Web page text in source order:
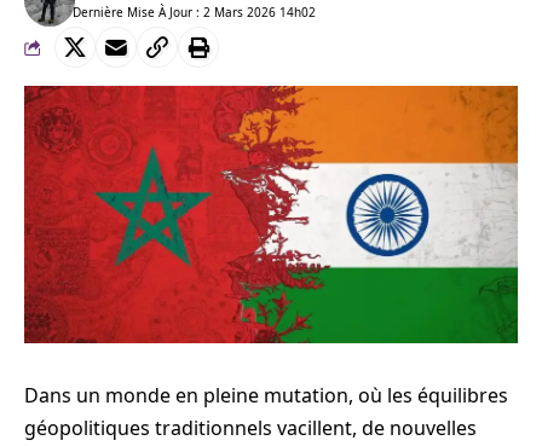
Dernière Mise À Jour : 2 Mars 2026 14h02
Dans un monde en pleine mutation, où les équilibres
géopolitiques traditionnels vacillent, de nouvelles